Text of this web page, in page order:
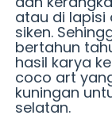
atau di
siken.
bertahun
hasil karya
coco art
kuningan
selatan.